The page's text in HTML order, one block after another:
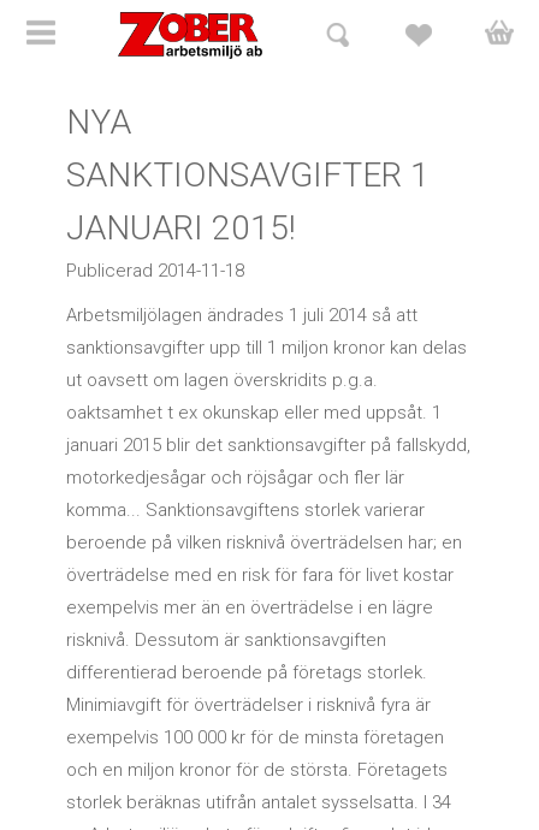
Vår verksamhet
Utbildningar
Kursanmälan
Företagsanpassning
Arbetsmiljöspelet
Kunskapstest
Föreläsare
NYA
SANKTIONSAVGIFTER 1
JANUARI 2015!
Publicerad 2014-11-18
Arbetsmiljölagen ändrades 1 juli 2014 så att
sanktionsavgifter upp till 1 miljon kronor kan delas
ut oavsett om lagen överskridits p.g.a.
oaktsamhet t ex okunskap eller med uppsåt. 1
januari 2015 blir det sanktionsavgifter på fallskydd,
motorkedjesågar och röjsågar och fler lär
komma... Sanktionsavgiftens storlek varierar
beroende på vilken risknivå överträdelsen har; en
överträdelse med en risk för fara för livet kostar
exempelvis mer än en överträdelse i en lägre
risknivå. Dessutom är sanktionsavgiften
differentierad beroende på företags storlek.
Minimiavgift för överträdelser i risknivå fyra är
exempelvis 100 000 kr för de minsta företagen
och en miljon kronor för de största. Företagets
storlek beräknas utifrån antalet sysselsatta. I 34